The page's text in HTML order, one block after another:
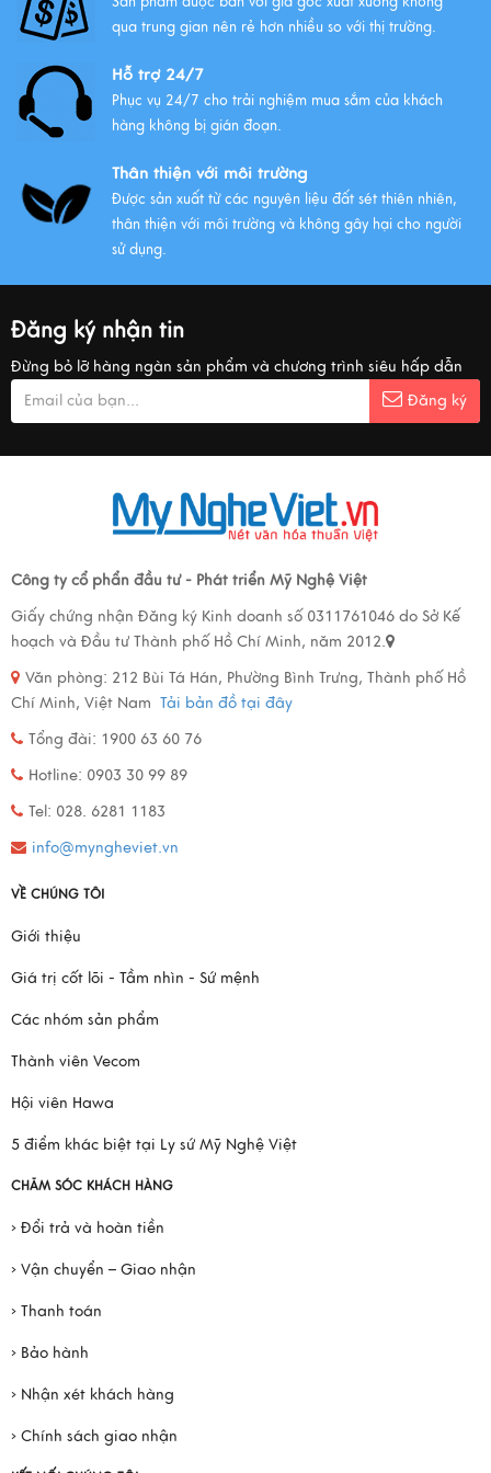
qua trung gian nên rẻ hơn nhiều so với thị trường.
Hỗ trợ 24/7
Phục vụ 24/7 cho trải nghiệm mua sắm của khách
hàng không bị gián đoạn.
Thân thiện với môi trường
Được sản xuất từ các nguyên liệu đất sét thiên nhiên,
thân thiện với môi trường và không gây hại cho người
sử dụng.
Đăng ký nhận tin
Đừng bỏ lỡ hàng ngàn sản phẩm và chương trình siêu hấp dẫn
Đăng ký
Công ty cổ phẩn đầu tư - Phát triển Mỹ Nghệ Việt
Giấy chứng nhận Đăng ký Kinh doanh số 0311761046 do Sở Kế
hoạch và Đầu tư Thành phố Hồ Chí Minh, năm 2012.
Văn phòng: 212 Bùi Tá Hán, Phường Bình Trưng, Thành phố Hồ
Chí Minh, Việt Nam Tải bản đồ tại đây
Tổng đài: 1900 63 60 76
Hotline: 0903 30 99 89
Tel: 028. 6281 1183
info@myngheviet.vn
VỀ CHÚNG TÔI
Giới thiệu
Giá trị cốt lõi - Tầm nhìn - Sứ mệnh
Các nhóm sản phẩm
Thành viên Vecom
Hội viên Hawa
5 điểm khác biệt tại Ly sứ Mỹ Nghệ Việt
CHĂM SÓC KHÁCH HÀNG
› Đổi trả và hoàn tiền
› Vận chuyển – Giao nhận
› Thanh toán
› Bảo hành
› Nhận xét khách hàng
› Chính sách giao nhận